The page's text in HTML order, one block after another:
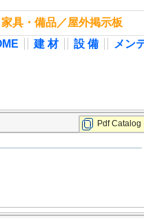
具・備品／屋外掲示板
建 材 設 備 メン
Pdf Catalog